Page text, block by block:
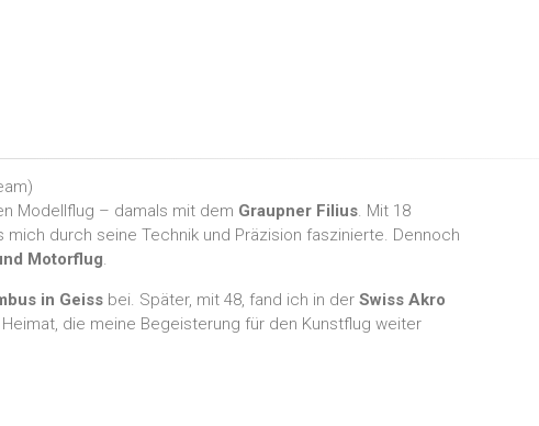
)
Modellflug – damals mit dem Graupner Filius. Mit 18
mich durch seine Technik und Präzision faszinierte. Dennoch
Motorflug.
in Geiss bei. Später, mit 48, fand ich in der Swiss Akro
die meine Begeisterung für den Kunstflug weiter